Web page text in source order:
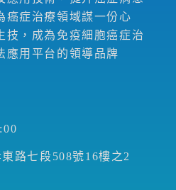
癌症治療領域謀一份心
技，成為免疫細胞癌症治
應用平台的領導品牌
路七段508號16樓之2